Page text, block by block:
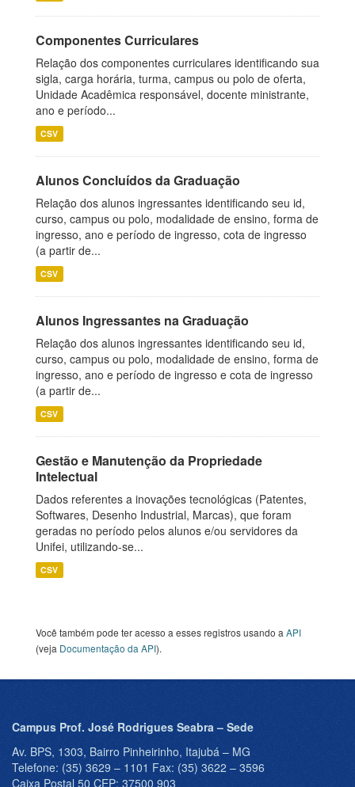
Componentes Curriculares
Relação dos componentes curriculares identificando sua
sigla, carga horária, turma, campus ou polo de oferta,
Unidade Acadêmica responsável, docente ministrante,
ano e período...
CSV
Alunos Concluídos da Graduação
Relação dos alunos ingressantes identificando seu id,
curso, campus ou polo, modalidade de ensino, forma de
ingresso, ano e período de ingresso, cota de ingresso
(a partir de...
CSV
Alunos Ingressantes na Graduação
Relação dos alunos ingressantes identificando seu id,
curso, campus ou polo, modalidade de ensino, forma de
ingresso, ano e período de ingresso e cota de ingresso
(a partir de...
CSV
Gestão e Manutenção da Propriedade
Intelectual
Dados referentes a inovações tecnológicas (Patentes,
Softwares, Desenho Industrial, Marcas), que foram
geradas no período pelos alunos e/ou servidores da
Unifei, utilizando-se...
CSV
Você também pode ter acesso a esses registros usando a API
(veja Documentação da API).
Campus Prof. José Rodrigues Seabra – Sede
Av. BPS, 1303, Bairro Pinheirinho, Itajubá – MG
Telefone: (35) 3629 – 1101 Fax: (35) 3622 – 3596
Caixa Postal 50 CEP: 37500 903